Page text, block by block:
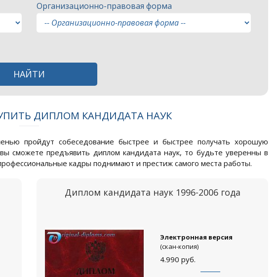
Организационно-правовая форма
НАЙТИ
ДИПЛОМ КАНДИДАТА НАУК
пройдут собеседование быстрее и быстрее получать хорошую
сможете предъявить диплом кандидата наук, то будьте уверенны в
кадры поднимают и престиж самого места работы.
Диплом кандидата наук 1996-2006 года
Электронная версия
(скан-копия)
4.990 руб.